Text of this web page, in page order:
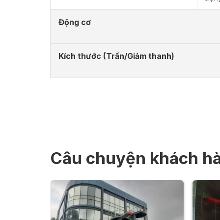
Động cơ
Kích thước (Trần/Giảm thanh)
Câu chuyện khách